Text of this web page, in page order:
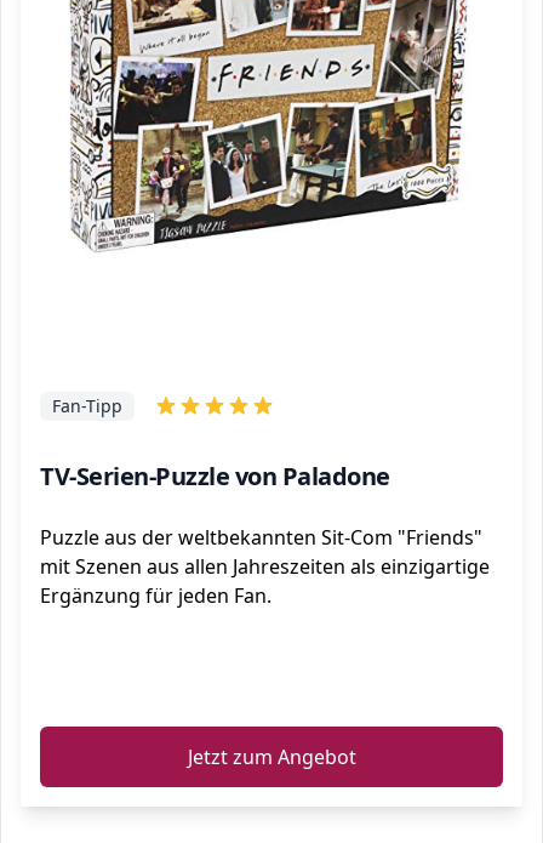
TV-Serien-Puzzle von Paladone
Fan-Tipp
Puzzle aus der weltbekannten Sit-Com "Friends"
mit Szenen aus allen Jahreszeiten als einzigartige
Ergänzung für jeden Fan.
Jetzt zum Angebot